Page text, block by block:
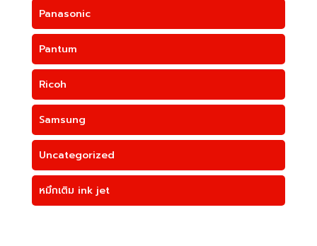
Panasonic
Pantum
Ricoh
Samsung
Uncategorized
หมึกเติม ink jet